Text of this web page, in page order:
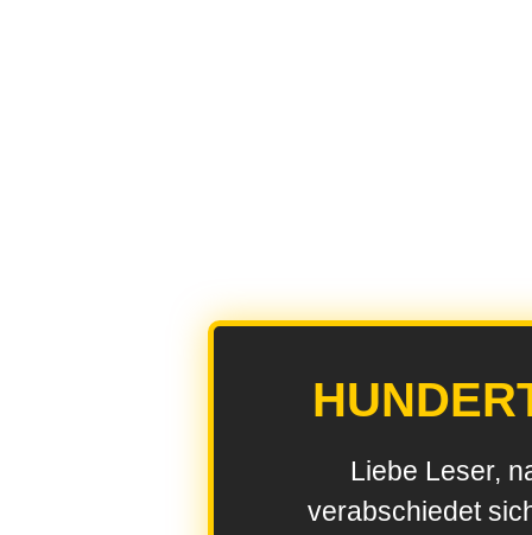
Liebe Leser,
verabschiedet